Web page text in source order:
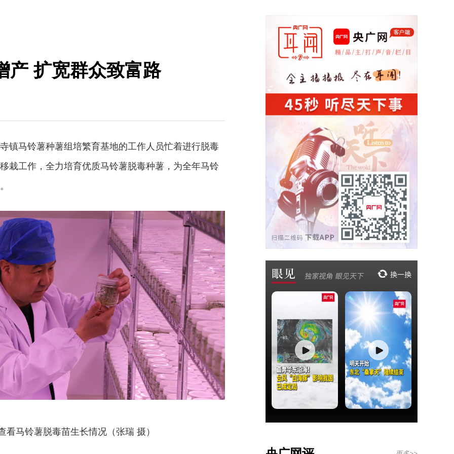
产 扩宽群众致富路
镇马铃薯种薯组培繁育基地的工作人员忙着进行脱毒
栽工作，全力培育优质马铃薯脱毒种薯，为全年马铃
看马铃薯脱毒苗生长情况（张瑞 摄）